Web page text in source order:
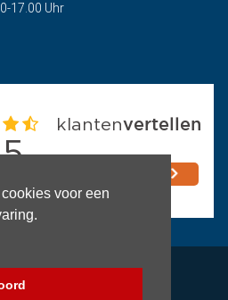
voor een
17.00 Uhr